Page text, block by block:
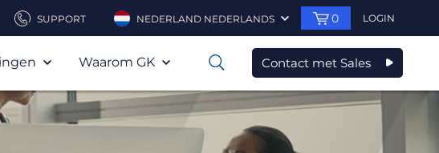
SUPPORT NEDERLAND NEDERLANDS 0 LOGIN
Waarom GK 0 Contact met Sales